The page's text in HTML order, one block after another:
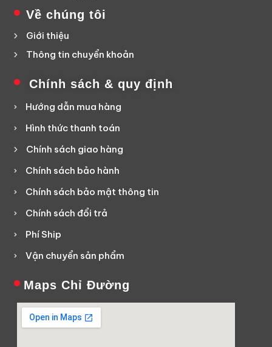
Về chúng tôi
Giới thiệu
Thông tin chuyển khoản
Chính sách & quy định
Hướng dẫn mua hàng
Hình thức thanh toán
Chính sách giao hàng
Chính sách bảo hành
Chính sách bảo mật thông tin
Chính sách đổi trả
Phí Ship
Vận chuyển sản phẩm
Maps Chỉ Đường